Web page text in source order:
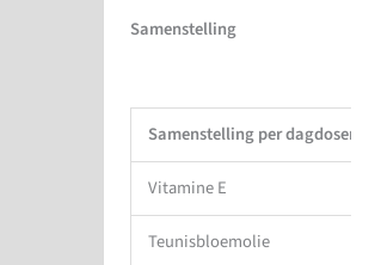
Samenstelling
Samenstelling per
Vitamine E
Teunisbloemolie